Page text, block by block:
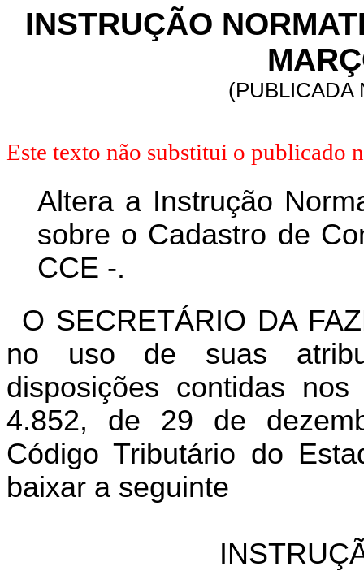
INSTRUÇÃO
(PUBLICADA
Este texto não substitui o publicado
Altera a Instrução
sobre o Cadastro de
CCE -.
O SECRETÁRIO DA
no uso de suas
disposições contidas
4.852, de 29 de
Código Tributário do
baixar a seguinte